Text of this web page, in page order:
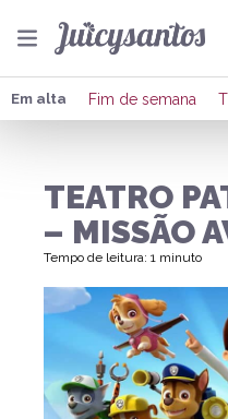
Em alta Fim de semana
TEATRO
– MISSÃO
Tempo de leitura: 1 minuto